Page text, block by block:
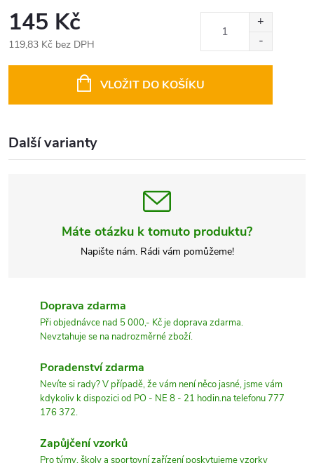
145 Kč
119,83 Kč bez DPH
VLOŽIT DO KOŠÍKU
Další varianty
Máte otázku k tomuto produktu?
Napište nám. Rádi vám pomůžeme!
Doprava zdarma
Při objednávce nad 5 000,- Kč je doprava zdarma.
Nevztahuje se na nadrozměrné zboží.
Poradenství zdarma
Nevíte si rady? V případě, že vám není něco jasné, jsme vám
kdykoliv k dispozici od PO - NE 8 - 21 hodin.na telefonu 777
176 372.
Zapůjčení vzorků
Pro týmy, školy a sportovní zařízení poskytujeme vzorky